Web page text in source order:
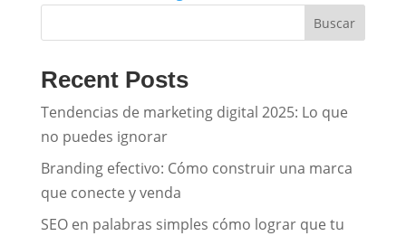
Buscar
Recent Posts
Tendencias de marketing digital 2025: Lo que
no puedes ignorar
Branding efectivo: Cómo construir una marca
que conecte y venda
SEO en palabras simples cómo lograr que tu